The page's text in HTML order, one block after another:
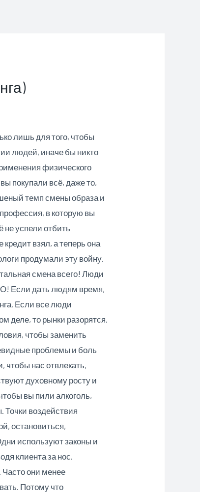
лишь для того, чтобы
людей, иначе бы никто
физического
покупали всё, даже то,
темп смены образа и
в которую вы
не успели отбить
взял, а теперь она
продумали эту войну.
смена всего! Люди
Если дать людям время,
Если все люди
деле, то рынки разорятся.
чтобы заменить
проблемы и боль
чтобы нас отвлекать,
духовному росту и
вы пили алкоголь,
Точки воздействия
остановиться,
используют законы и
клиента за нос.
они менее
Потому что